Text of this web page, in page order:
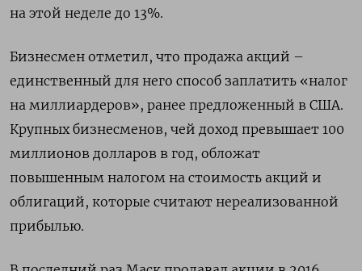
на этой неделе до 13%.
Бизнесмен отметил, что продажа акций –
единственный для него способ заплатить «налог
на миллиардеров», ранее предложенный в США.
Крупных бизнесменов, чей доход превышает 100
миллионов долларов в год, обложат
повышенным налогом на стоимость акций и
облигаций, которые считают нереализованной
прибылью.